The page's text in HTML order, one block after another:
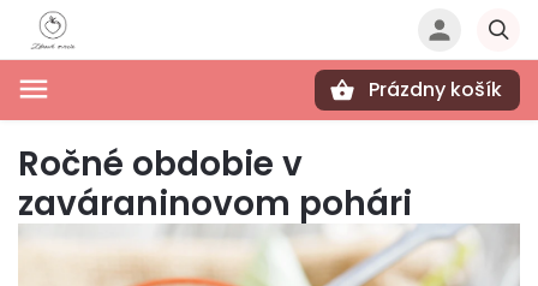
Prázdny košík
Ročné obdobie v
zaváraninovom pohári